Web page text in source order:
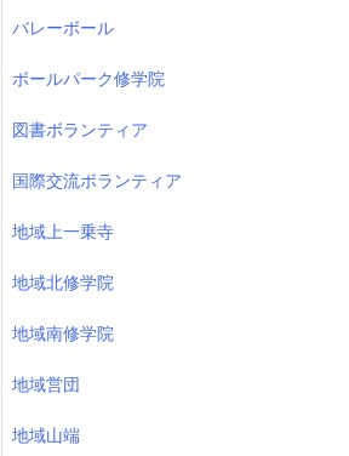
バレーボール
ボールパーク修学院
図書ボランティア
国際交流ボランティア
地域上一乗寺
地域北修学院
地域南修学院
地域営団
地域山端